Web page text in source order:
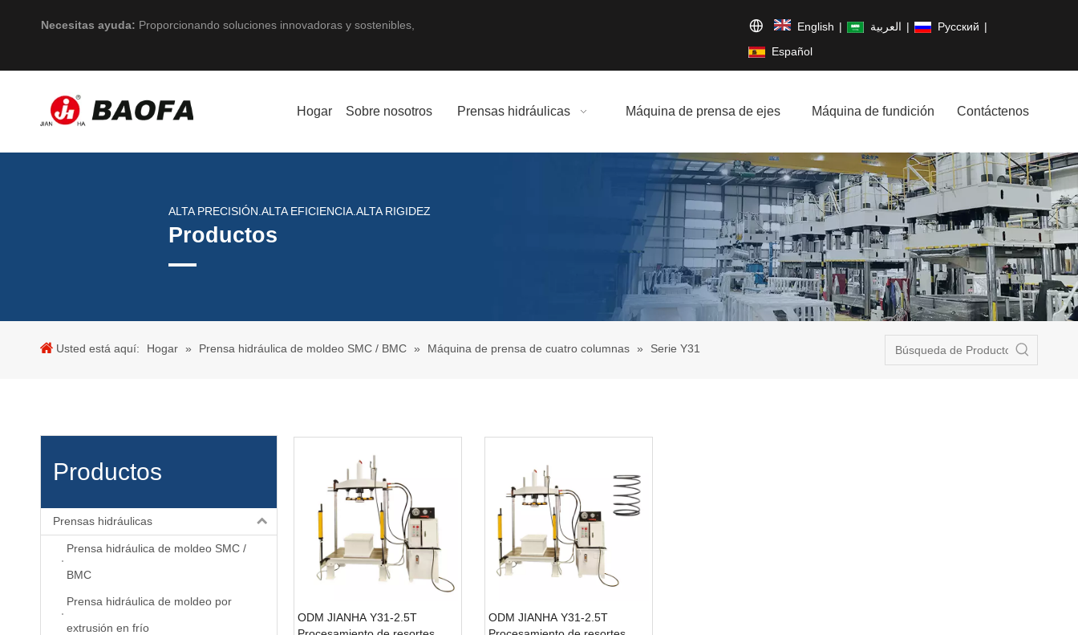
Necesitas ayuda: Proporcionando soluciones innovadoras y sostenibles, English | العربية | Pусский |
Español
Hogar Sobre nosotros Prensas hidráulicas Máquina de prensa de ejes Máquina de fundición Contáctenos
Productos
ALTA PRECISIÓN.ALTA EFICIENCIA.ALTA RIGIDEZ
Usted está aquí: Hogar » Prensa hidráulica de moldeo SMC / BMC » Máquina de prensa de cuatro columnas » Serie Y31
Productos
Prensas hidráulicas
Prensa hidráulica de moldeo SMC /
BMC
Prensa hidráulica de moldeo por
extrusión en frío
ODM JIANHA Y31-2.5T
ODM JIANHA Y31-2.5T